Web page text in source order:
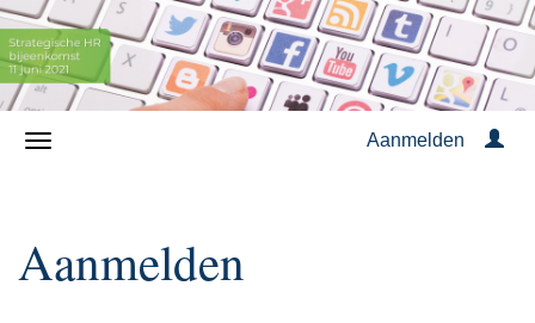
Aanmelden
Aanmelden